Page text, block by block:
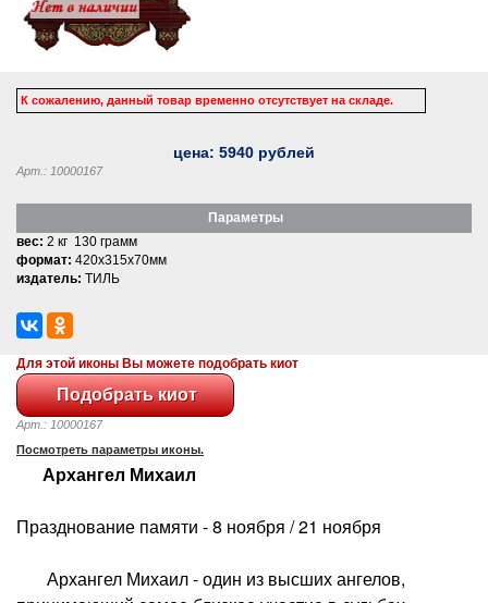
К сожалению, данный товар временно отсутствует на складе.
цена: 5940 рублей
Арт.: 10000167
Параметры
вес: 2 кг 130 грамм
формат: 420x315x70мм
издатель: ТИЛЬ
Для этой иконы Вы можете подобрать киот
Арт.: 10000167
Посмотреть параметры иконы.
Архангел Михаил
Празднование памяти - 8 ноября / 21 ноября
Архангел Михаил - один из высших ангелов,